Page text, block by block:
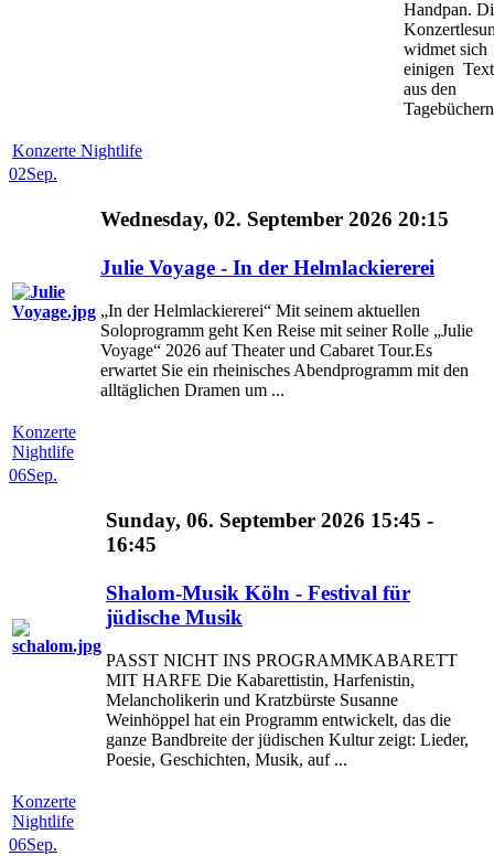
Handpan.
widmet sich
einigen
aus den
Konzerte Nightlife
02Sep.
Wednesday, 02. September 2026 20:15
Julie Voyage - In der Helmlackiererei
„In der Helmlackiererei“ Mit seinem aktuellen
Soloprogramm geht Ken Reise mit seiner Rolle „Julie
Voyage“ 2026 auf Theater und Cabaret Tour.Es
erwartet Sie ein rheinisches Abendprogramm mit den
alltäglichen Dramen um ...
Konzerte
Nightlife
06Sep.
Sunday, 06. September 2026 15:45 -
16:45
Shalom-Musik Köln - Festival für
jüdische Musik
PASST NICHT INS PROGRAMMKABARETT
MIT HARFE Die Kabarettistin, Harfenistin,
Melancholikerin und Kratzbürste Susanne
Weinhöppel hat ein Programm entwickelt, das die
ganze Bandbreite der jüdischen Kultur zeigt: Lieder,
Poesie, Geschichten, Musik, auf ...
Konzerte
Nightlife
06Sep.